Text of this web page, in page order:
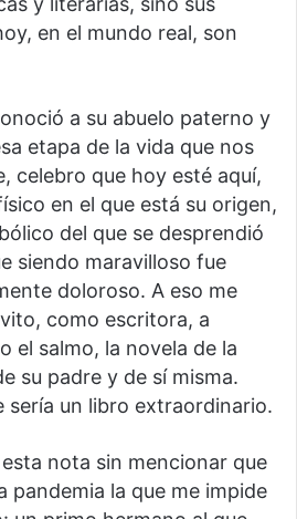
en el mundo real, son
a su abuelo paterno y
etapa de la vida que nos
celebro que hoy esté aquí,
en el que está su origen,
del que se desprendió
siendo maravilloso fue
doloroso. A eso me
como escritora, a
el salmo, la novela de la
su padre y de sí misma.
sería un libro extraordinario.
nota sin mencionar que
pandemia la que me impide